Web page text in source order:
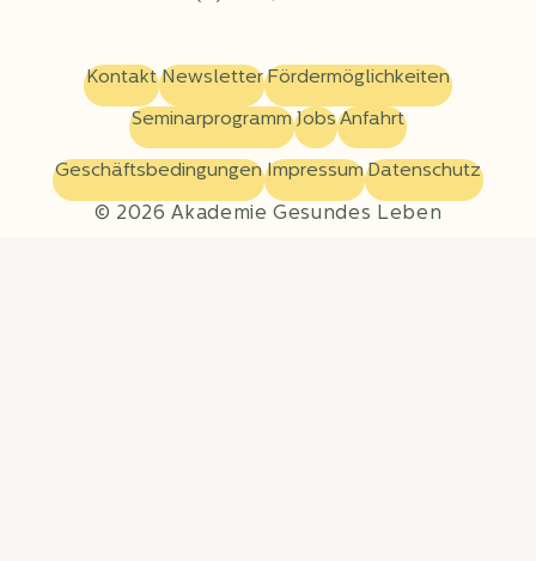
Kontakt Newsletter Fördermöglichkeiten
Seminarprogramm Jobs Anfahrt
© 2026 Akademie Gesundes Leben
Geschäftsbedingungen Impressum Datenschutz